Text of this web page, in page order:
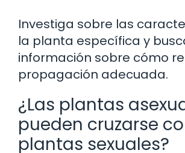
Investiga sobre las
la planta específica y
información sobre cómo
propagación adecuada.
¿Las plantas
pueden cruzarse
plantas sexuales?